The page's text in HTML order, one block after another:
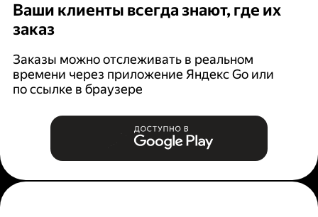
Ваши клиенты всегда знают, где их
заказ
Заказы можно отслеживать в реальном
времени через приложение Яндекс Go или
по ссылке в браузере